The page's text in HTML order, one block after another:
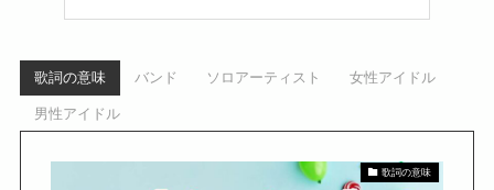
歌詞の意味 バンド ソロアーティスト 女性アイドル
男性アイドル
歌詞の意味